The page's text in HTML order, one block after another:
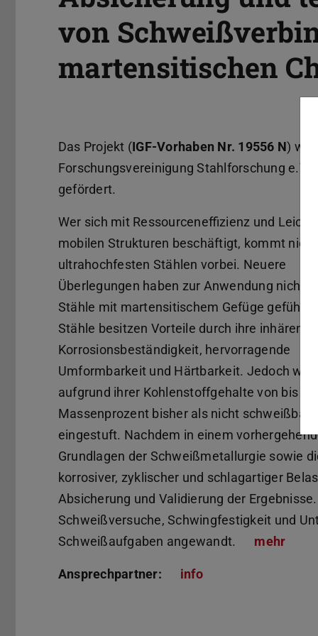
von
martensitischen
Das Projekt (IGF-Vorhaben Nr. 19556 N)
Forschungsvereinigung Stahlforschung e.V.
gefördert.
Wer sich mit Ressourceneffizienz und
mobilen Strukturen beschäftigt, kommt
ultrahochfesten Stählen vorbei. Neuere
Überlegungen haben zur Anwendung
Stähle mit martensitischem Gefüge geführt.
Stähle besitzen Vorteile durch ihre inhärente
Korrosionsbeständigkeit, hervorragende
Umformbarkeit und Härtbarkeit. Jedoch
aufgrund ihrer Kohlenstoffgehalte von bis zu
Massenprozent bisher als nicht schweißbar
eingestuft. Nachdem in einem
Grundlagen der Schweißmetallurgie sowie
korrosiver, zyklischer und schlagartiger
Absicherung und Validierung der
Schweißversuche, Schwingfestigkeit und
Schweißaufgaben angewandt.
mehr
Ansprechpartner: info